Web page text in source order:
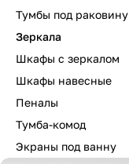
Тумбы под раковину
Зеркала
Шкафы с зеркалом
Шкафы навесные
Пеналы
Тумба-комод
Экраны под ванну